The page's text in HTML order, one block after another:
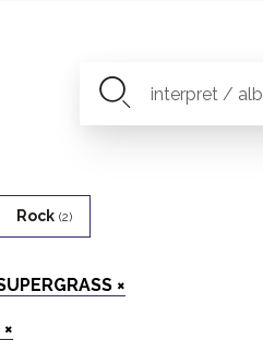
Rock (2)
×